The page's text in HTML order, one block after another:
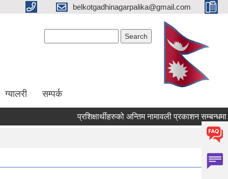
belkotgadhinagarpalika@gmail.com
ग्यालरी सम्पर्क
प्रशिक्षार्थीहरुको अन्तिम नामावली प्रकाशन सम्बन्धमा !